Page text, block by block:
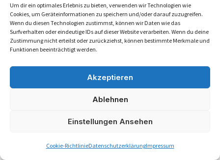
Um dir ein optimales Erlebnis zu bieten, verwenden wir Technologien wie
Cookies, um Geräteinformationen zu speichern und/oder darauf zuzugreifen.
Wenn du diesen Technologien zustimmst, können wir Daten wie das
Surfverhalten oder eindeutige IDs auf dieser Website verarbeiten. Wenn du deine
Zustimmung nicht erteilst oder zurückziehst, können bestimmte Merkmale und
Funktionen beeinträchtigt werden.
Akzeptieren
Ablehnen
Einstellungen Ansehen
Cookie-RichtlinieDatenschutzerklärungImpressum
Für Boniforce-Kunden ist der
praktische Nutzen entscheidend:
Firmenauskunft, Bonitätsprüfung und
zusammenkommen. Deshalb sollte der
Firmenauskunft Anbieter Vergleich
ERP oder API-Prozesse einfließen